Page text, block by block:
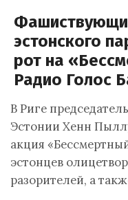
эстонского
рот на
Радио Голос
В Риге
Эстонии Хенн
акция
эстонцев
разорителей, а